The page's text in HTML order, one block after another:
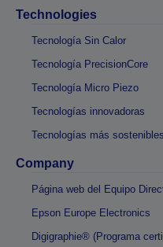
Technologies
Tecnología Sin Calor
Tecnología PrecisionCore
Tecnología Micro Piezo
Tecnologías innovadoras
Tecnologías más sostenibles
Company
Página web del Equipo
Epson Europe Electronics
Digigraphie® (Programa